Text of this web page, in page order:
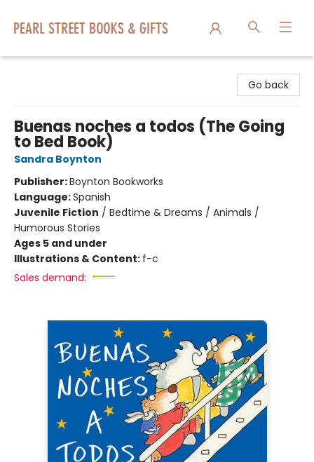
Go back
Buenas noches a todos (The Going
to Bed Book)
Sandra Boynton
Publisher:Boynton Bookworks
Language:Spanish
Juvenile Fiction / Bedtime & Dreams / Animals /
Humorous Stories
Ages 5 and under
Illustrations & Content: f-c
Sales demand: